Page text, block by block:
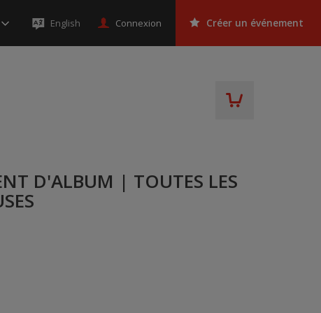
English Connexion Créer un événement
D'ALBUM | TOUTES LES